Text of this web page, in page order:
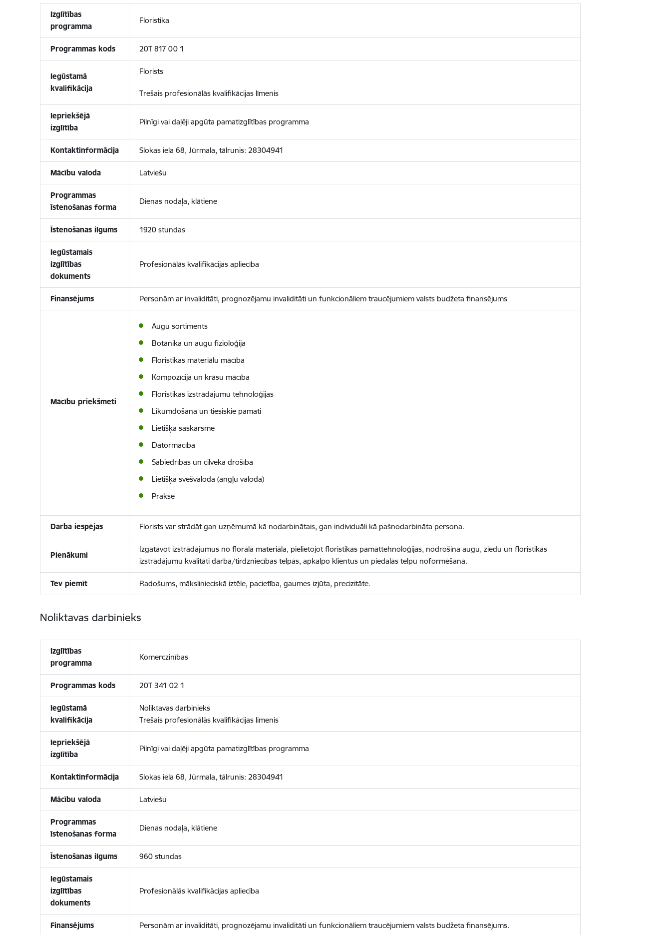
Izglītības
programma
Floristika
Programmas kods 20T 817 00 1
Iegūstamā
kvalifikācija
Florists
Trešais profesionālās kvalifikācijas līmenis
Iepriekšējā
izglītība
Pilnīgi vai daļēji apgūta pamatizglītības programma
Kontaktinformācija Slokas iela 68, Jūrmala, tālrunis: 28304941
Mācību valoda Latviešu
Programmas
īstenošanas forma
Dienas nodaļa, klātiene
Īstenošanas ilgums 1920 stundas
Iegūstamais
izglītības
dokuments
Profesionālās kvalifikācijas apliecība
Finansējums Personām ar invaliditāti, prognozējamu invaliditāti un funkcionāliem traucējumiem valsts budžeta finansējums
Mācību priekšmeti
Augu sortiments
Botānika un augu fizioloģija
Floristikas materiālu mācība
Kompozīcija un krāsu mācība
Floristikas izstrādājumu tehnoloģijas
Likumdošana un tiesiskie pamati
Lietišķā saskarsme
Datormācība
Sabiedrības un cilvēka drošība
Lietišķā svešvaloda (angļu valoda)
Prakse
Darba iespējas Florists var strādāt gan uzņēmumā kā nodarbinātais, gan individuāli kā pašnodarbināta persona.
Pienākumi
Izgatavot izstrādājumus no florālā materiāla, pielietojot floristikas pamattehnoloģijas, nodrošina augu, ziedu un floristikas
izstrādājumu kvalitāti darba/tirdzniecības telpās, apkalpo klientus un piedalās telpu noformēšanā.
Tev piemīt Radošums, mākslinieciskā iztēle, pacietība, gaumes izjūta, precizitāte.
Noliktavas darbinieks
Izglītības
programma
Komerczinības
Programmas kods 20T 341 02 1
Iegūstamā
kvalifikācija
Noliktavas darbinieks
Trešais profesionālās kvalifikācijas līmenis
Iepriekšējā
izglītība
Pilnīgi vai daļēji apgūta pamatizglītības programma
Kontaktinformācija Slokas iela 68, Jūrmala, tālrunis: 28304941
Mācību valoda Latviešu
Programmas
īstenošanas forma
Dienas nodaļa, klātiene
Īstenošanas ilgums 960 stundas
Iegūstamais
izglītības
dokuments
Profesionālās kvalifikācijas apliecība
Finansējums Personām ar invaliditāti, prognozējamu invaliditāti un funkcionāliem traucējumiem valsts budžeta finansējums.